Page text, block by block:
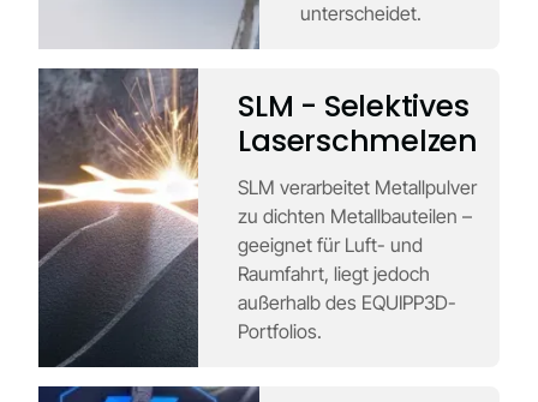
unterscheidet.
SLM - Selektives
Laserschmelzen
SLM verarbeitet Metallpulver
zu dichten Metallbauteilen –
geeignet für Luft- und
Raumfahrt, liegt jedoch
außerhalb des EQUIPP3D-
Portfolios.